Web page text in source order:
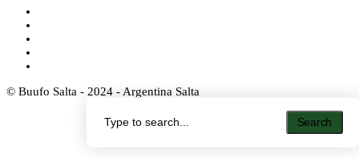
Search
Search
© Buufo Salta - 2024 - Argentina Salta